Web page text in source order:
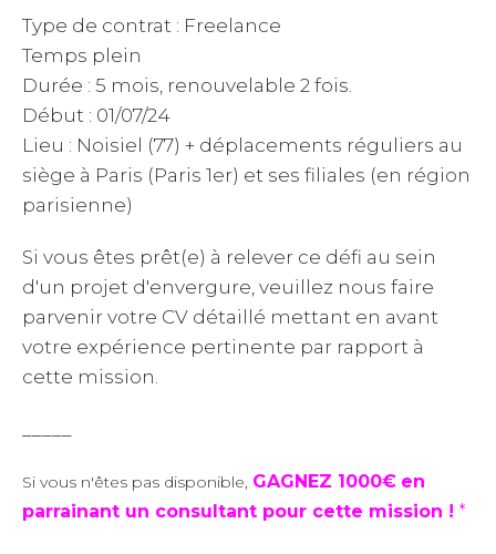
Type de contrat : Freelance
Temps plein
Durée : 5 mois, renouvelable 2 fois.
Début : 01/07/24
Lieu : Noisiel (77) + déplacements réguliers au
siège à Paris (Paris 1er) et ses filiales (en région
parisienne)
Si vous êtes prêt(e) à relever ce défi au sein
d'un projet d'envergure, veuillez nous faire
parvenir votre CV détaillé mettant en avant
votre expérience pertinente par rapport à
cette mission.
Si vous n'êtes pas disponible, GAGNEZ 1000€ en
parrainant un consultant pour cette mission ! *